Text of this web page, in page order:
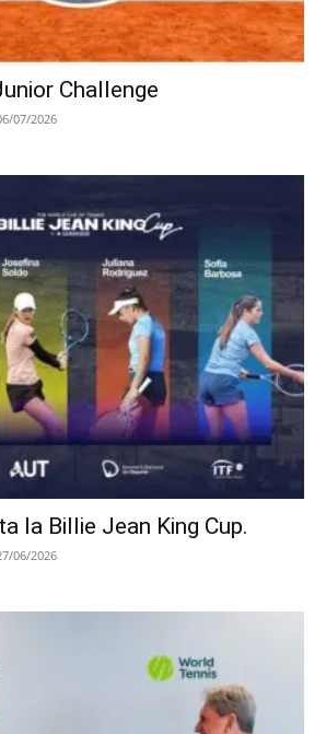
Challenge
07/2026
la Billie Jean King Cup.
06/2026